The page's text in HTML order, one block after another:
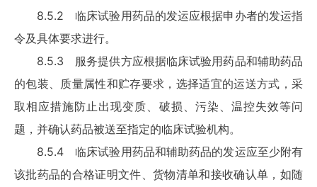
Clinvantage
新闻与行业资源
8.5.2 临床试验用药品的发运应根据申办者的发运指
令及具体要求进行。
8.5.3 服务提供方应根据临床试验用药品和辅助药品
的包装、质量属性和贮存要求，选择适宜的运送方式，采
取相应措施防止出现变质、破损、污染、温控失效等问
题，并确认药品被送至指定的临床试验机构。
8.5.4 临床试验用药品和辅助药品的发运应至少附有
该批药品的合格证明文件、货物清单和接收确认单，如随